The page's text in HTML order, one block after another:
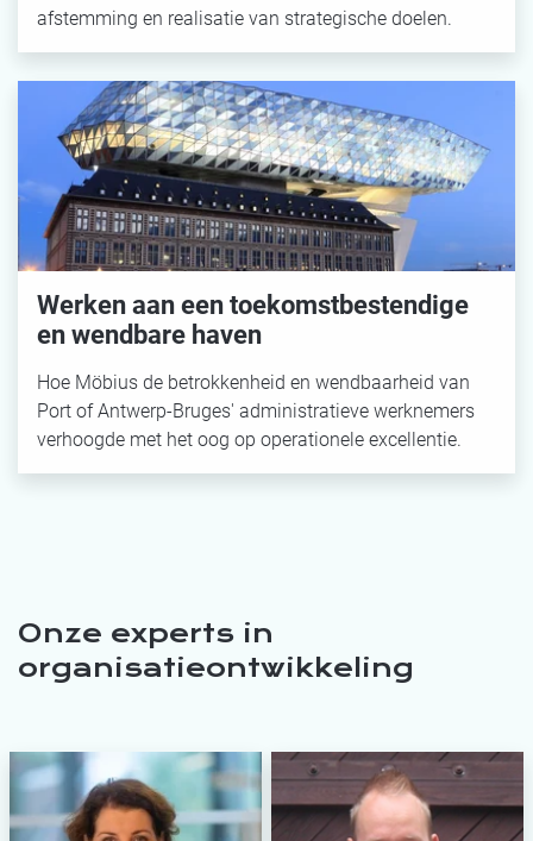
afstemming en realisatie van strategische doelen.
Werken aan een toekomstbestendige
en wendbare haven
Hoe Möbius de betrokkenheid en wendbaarheid van
Port of Antwerp-Bruges' administratieve werknemers
verhoogde met het oog op operationele excellentie.
Onze experts in
organisatieontwikkeling